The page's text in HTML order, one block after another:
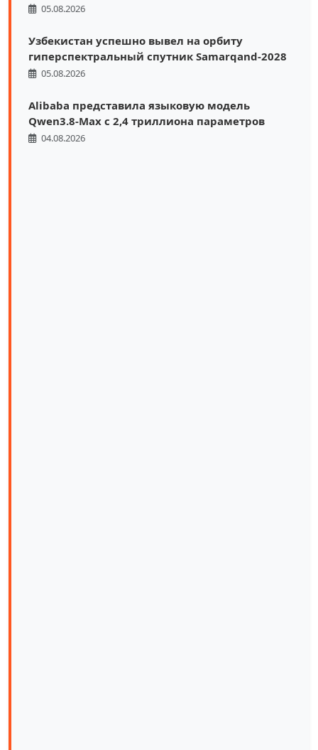
05.08.2026
Узбекистан успешно вывел на орбиту
гиперспектральный спутник Samarqand-2028
05.08.2026
Alibaba представила языковую модель
Qwen3.8-Max с 2,4 триллиона параметров
04.08.2026